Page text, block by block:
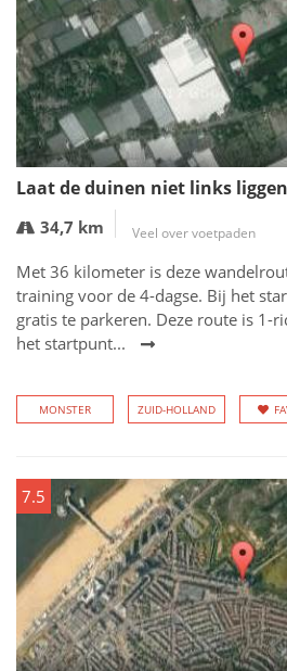
Laat de duinen niet links liggen
34,7 km Veel over voetpaden
Met 36 kilometer is deze
training voor de 4-dagse. Bij het
gratis te parkeren. Deze route is 1-
het startpunt...
MONSTER ZUID-HOLLAND
7.5